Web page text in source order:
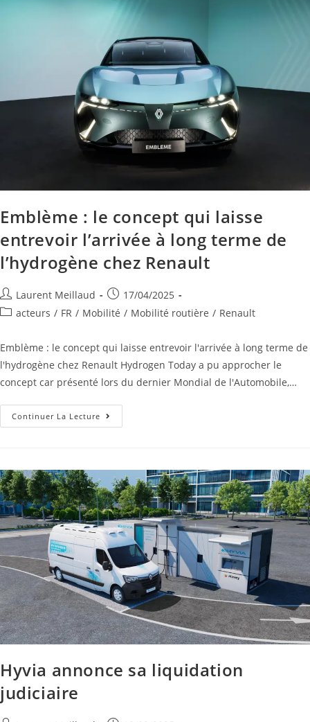
Emblème : le concept qui laisse
entrevoir l’arrivée à long terme de
l’hydrogène chez Renault
Laurent Meillaud
17/04/2025
acteurs / FR / Mobilité / Mobilité routière / Renault
Emblème : le concept qui laisse entrevoir l'arrivée à long terme de
l'hydrogène chez Renault Hydrogen Today a pu approcher le
concept car présenté lors du dernier Mondial de l'Automobile,…
Continuer La Lecture
Hyvia annonce sa liquidation
judiciaire